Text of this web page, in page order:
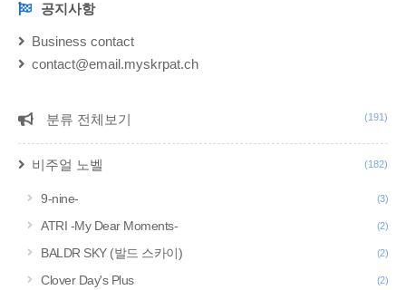
NOTICE공지사항
Business contact
contact@email.myskrpat.ch
CATEGORY
분류 전체보기 (191)
비주얼 노벨 (182)
9-nine- (3)
ATRI -My Dear Moments- (2)
BALDR SKY (발드 스카이) (2)
Clover Day's Plus (2)